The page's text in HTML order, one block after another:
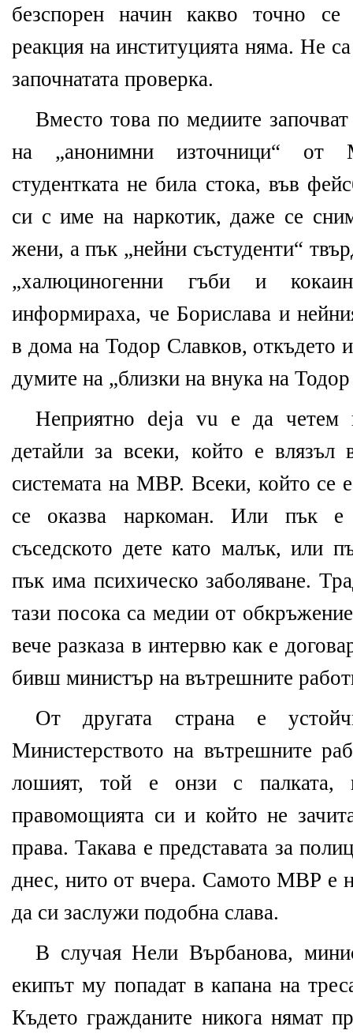
безспорен начин какво точно
реакция на институцията няма. Не
започнатата проверка.
Вместо това по медиите започват
на „анонимни източници“ от
студентката не била стока, във
си с име на наркотик, даже се
жени, а пък „нейни състуденти“
„халюциногенни гъби и
информираха, че Борислава и
в дома на Тодор Славков, откъдето
думите на „близки на внука на
Неприятно deja vu е да четем
детайли за всеки, който е влязъл
системата на МВР. Всеки, който се
се оказва наркоман. Или пък е
съседското дете като малък, или
пък има психическо заболяване.
тази посока са медии от
вече разказа в интервю как е
бивш министър на вътрешните
От другата страна е
Министерството на вътрешните
лошият, той е онзи с палката,
правомощията си и който не
права. Такава е представата за
днес, нито от вчера. Самото МВР е
да си заслужи подобна слава.
В случая Нели Върбанова,
екипът му попадат в капана на
Където гражданите никога нямат